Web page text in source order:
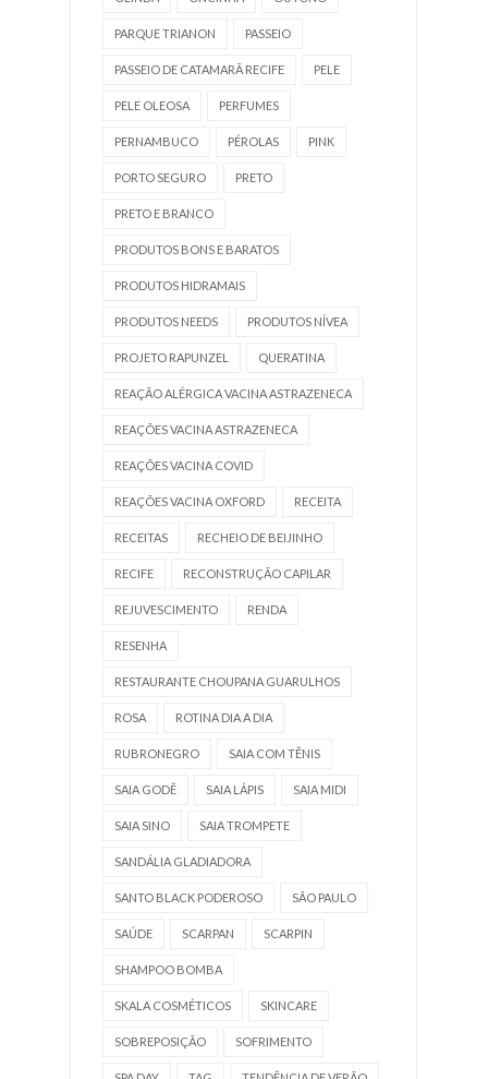
PARQUE TRIANON PASSEIO
PASSEIO DE CATAMARÃ RECIFE PELE
PELE OLEOSA PERFUMES
PERNAMBUCO PÉROLAS PINK
PORTO SEGURO PRETO
PRETO E BRANCO
PRODUTOS BONS E BARATOS
PRODUTOS HIDRAMAIS
PRODUTOS NEEDS PRODUTOS NÍVEA
PROJETO RAPUNZEL QUERATINA
REAÇÃO ALÉRGICA VACINA ASTRAZENECA
REAÇÕES VACINA ASTRAZENECA
REAÇÕES VACINA COVID
REAÇÕES VACINA OXFORD RECEITA
RECEITAS RECHEIO DE BEIJINHO
RECIFE RECONSTRUÇÃO CAPILAR
REJUVESCIMENTO RENDA
RESENHA
RESTAURANTE CHOUPANA GUARULHOS
ROSA ROTINA DIA A DIA
RUBRONEGRO SAIA COM TÊNIS
SAIA GODÊ SAIA LÁPIS SAIA MIDI
SAIA SINO SAIA TROMPETE
SANDÁLIA GLADIADORA
SANTO BLACK PODEROSO SÃO PAULO
SAÚDE SCARPAN SCARPIN
SHAMPOO BOMBA
SKALA COSMÉTICOS SKINCARE
SOBREPOSIÇÃO SOFRIMENTO